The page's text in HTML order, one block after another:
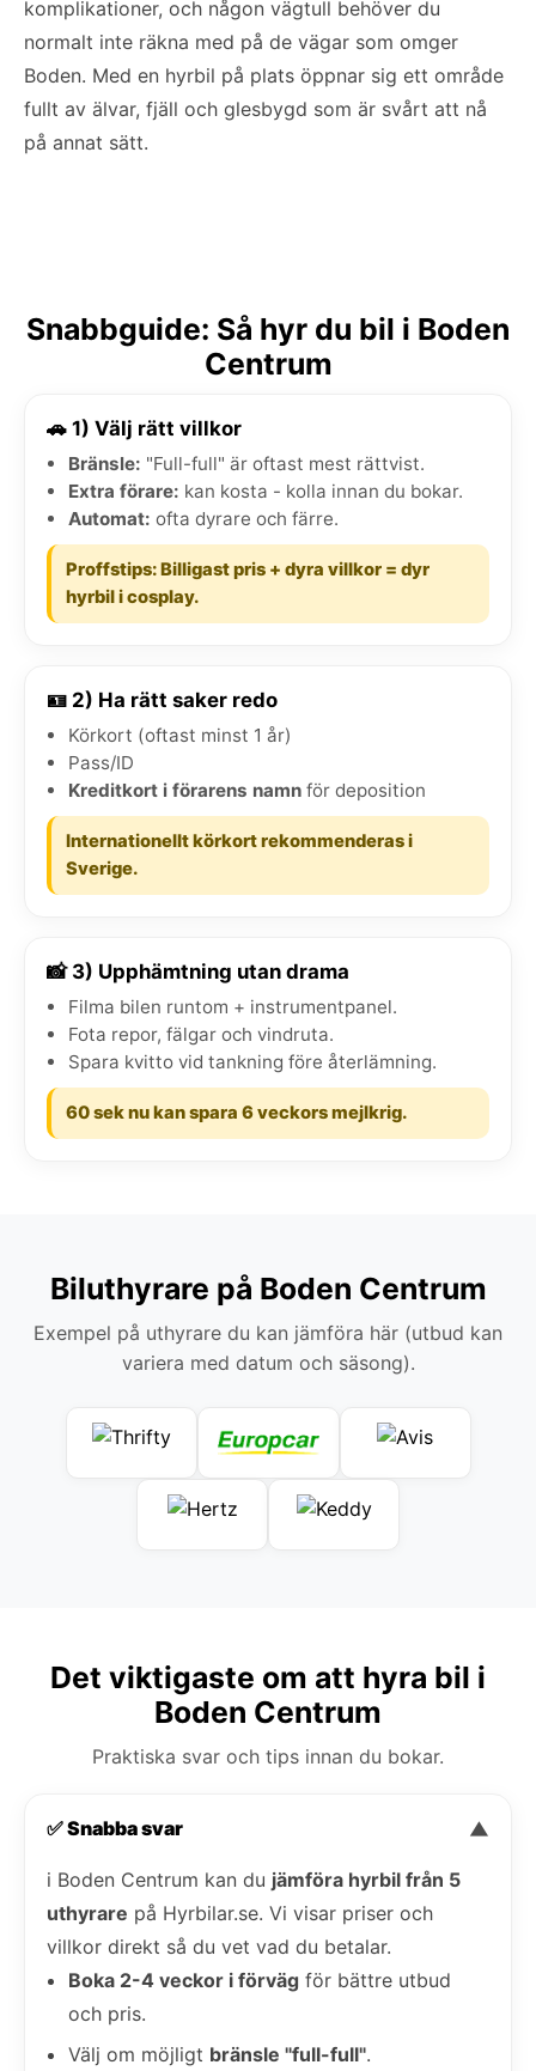
komplikationer, och någon vägtull behöver du
normalt inte räkna med på de vägar som omger
Boden. Med en hyrbil på plats öppnar sig ett område
fullt av älvar, fjäll och glesbygd som är svårt att nå
på annat sätt.
Snabbguide: Så hyr du bil i Boden
Centrum
🚗 1) Välj rätt villkor
Bränsle: "Full-full" är oftast mest rättvist.
Extra förare: kan kosta - kolla innan du bokar.
Automat: ofta dyrare och färre.
Proffstips: Billigast pris + dyra villkor = dyr
hyrbil i cosplay.
🪪 2) Ha rätt saker redo
Körkort (oftast minst 1 år)
Pass/ID
Kreditkort i förarens namn för deposition
Internationellt körkort rekommenderas i
Sverige.
📸 3) Upphämtning utan drama
Filma bilen runtom + instrumentpanel.
Fota repor, fälgar och vindruta.
Spara kvitto vid tankning före återlämning.
60 sek nu kan spara 6 veckors mejlkrig.
Biluthyrare på Boden Centrum
Exempel på uthyrare du kan jämföra här (utbud kan
variera med datum och säsong).
Det viktigaste om att hyra bil i
Boden Centrum
Praktiska svar och tips innan du bokar.
✅ Snabba svar ▼
i Boden Centrum kan du jämföra hyrbil från 5
uthyrare på Hyrbilar.se. Vi visar priser och
villkor direkt så du vet vad du betalar.
Boka 2-4 veckor i förväg för bättre utbud
och pris.
Välj om möjligt bränsle "full-full".